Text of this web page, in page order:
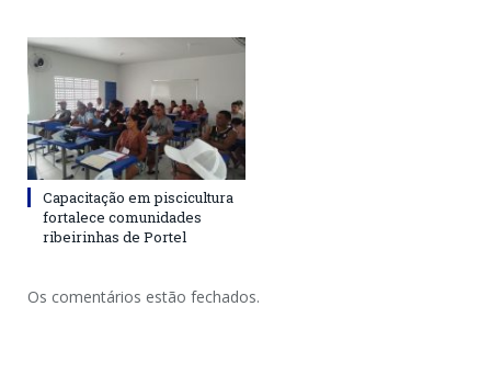
Capacitação em piscicultura
fortalece comunidades
ribeirinhas de Portel
Os comentários estão fechados.